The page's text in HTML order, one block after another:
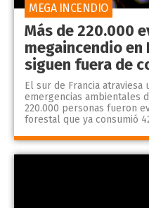
Más de 220.000
megaincendio en
siguen fuera de
El sur de Francia atraviesa
emergencias ambientales
220.000 personas fueron
forestal que ya consumió
MEGA INCENDIO